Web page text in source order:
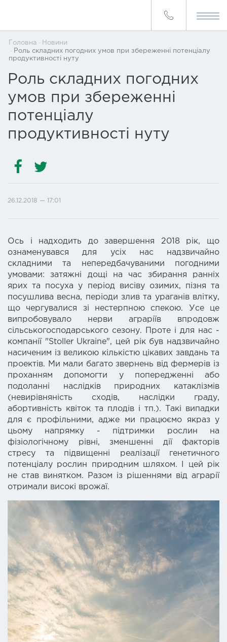
Головна
Новини
Роль складних погодних умов при збереженні потенціалу
продуктивності нуту
Роль складних погодних
умов при збереженні
потенціалу
продуктивності нуту
26.12.2018 — 17:01
Ось і надходить до завершення 2018 рік, що
ознаменувався для усіх нас надзвичайно
складними та непередбачуваними погодними
умовами: затяжні дощі на час збирання ранніх
ярих та посуха у період висіву озимих, пізня та
посушлива весна, періоди злив та ураганів влітку,
що чергувалися зі нестерпною спекою. Усе це
випробовувало нерви аграріїв впродовж
сільськогосподарського сезону. Проте і для нас -
компанії "Stoller Ukraine", цей рік був надзвичайно
насиченим із великою кількістю цікавих завдань та
проектів. Ми мали багато звернень від фермерів із
проханням допомогти у попередженні або
подоланні наслідків природних катаклізмів
(невирівняність сходів, наслідки граду,
абортивність квіток та плодів і тп.). Такі випадки
для є профільними, адже ми працюємо якраз у
цьому напрямку - підтримки рослин на
фізіологічному рівні, зменшенні дії факторів
стресу та підвищенні реалізації генетичного
потенціалу рослин природним шляхом. І цей рік
не став винятком. Разом із рішеннями від аграрії
отримали високі врожаї.